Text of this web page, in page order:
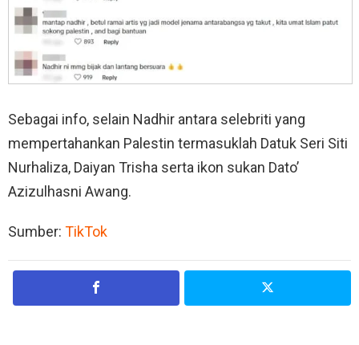
Sebagai info, selain Nadhir antara selebriti yang
mempertahankan Palestin termasuklah Datuk Seri Siti
Nurhaliza, Daiyan Trisha serta ikon sukan Dato’
Azizulhasni Awang.
Sumber: TikTok